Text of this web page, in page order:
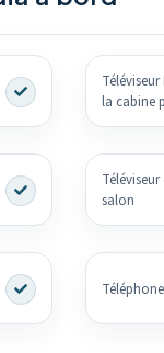
la cabine
salon